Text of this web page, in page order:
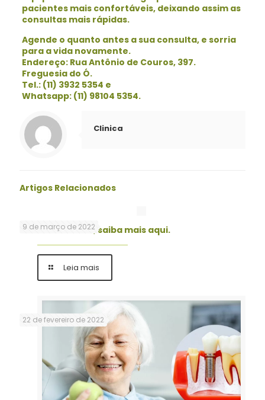
pacientes mais confortáveis, deixando assim as
consultas mais rápidas.
Agende o quanto antes a sua consulta, e sorria
para a vida novamente.
Endereço: Rua Antônio de Couros, 397.
Freguesia do Ó.
Tel.: (11) 3932 5354 e
Whatsapp: (11) 98104 5354.
Clinica
Artigos Relacionados
9 de março de 2022
ESMALTE DENTAL, saiba mais aqui.
Leia mais
22 de fevereiro de 2022